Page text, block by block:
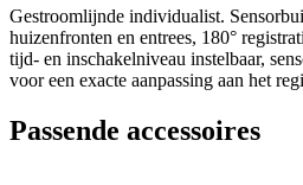
Gestroomlijnde individualist.
huizenfronten en entrees, 180°
tijd- en inschakelniveau instelbaar,
voor een exacte aanpassing aan het
Passende accessoires